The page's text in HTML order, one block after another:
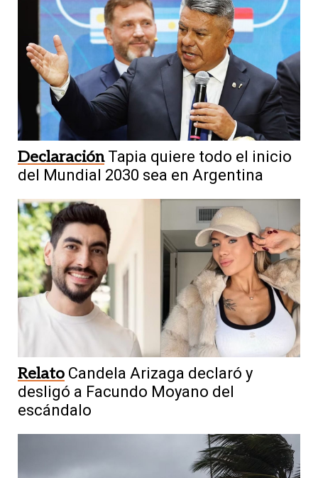
Declaración Tapia quiere todo el inicio
del Mundial 2030 sea en Argentina
Relato Candela Arizaga declaró y
desligó a Facundo Moyano del
escándalo